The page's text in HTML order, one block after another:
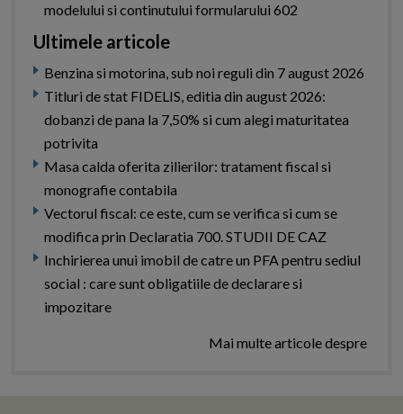
modelului si continutului formularului 602
Ultimele articole
Benzina si motorina, sub noi reguli din 7 august 2026
Titluri de stat FIDELIS, editia din august 2026:
dobanzi de pana la 7,50% si cum alegi maturitatea
potrivita
Masa calda oferita zilierilor: tratament fiscal si
monografie contabila
Vectorul fiscal: ce este, cum se verifica si cum se
modifica prin Declaratia 700. STUDII DE CAZ
Inchirierea unui imobil de catre un PFA pentru sediul
social : care sunt obligatiile de declarare si
impozitare
Mai multe articole despre